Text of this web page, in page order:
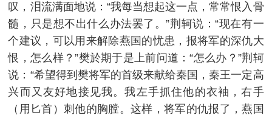
叹，泪流满面地说：“我每当想起这一点，常常恨入骨
髓，只是想不出什么办法罢了。”荆轲说：“现在有一
个建议，可以用来解除燕国的忧患，报将军的深仇大
恨，怎么样？”樊於期于是上前问道：“怎么办？”荆轲
说：“希望得到樊将军的首级来献给秦国，秦王一定高
兴而又友好地接见我。我左手抓住他的衣袖，右手
（用匕首）刺他的胸膛。这样，将军的仇报了，燕国